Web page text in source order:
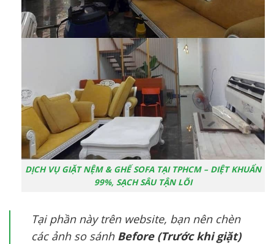
DỊCH VỤ GIẶT NỆM & GHẾ SOFA TẠI TPHCM – DIỆT KHUẨN
99%, SẠCH SÂU TẬN LÕI
Tại phần này trên website, bạn nên chèn
các ảnh so sánh Before (Trước khi giặt)